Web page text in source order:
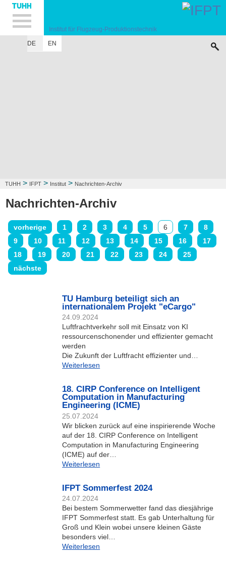
Hauptnavigation
Unternavigation
Inhalt
Suche
Institut für Flugzeug-Produktionstechnik
DE
EN
TUHH > IFPT > Institut > Nachrichten-Archiv
Nachrichten-Archiv
vorherige 1 2 3 4 5 6 7
8
9
10 11 12 13 14 15 16
17
18
19 20 21 22 23 24
25
nächste
TU Hamburg beteiligt sich an
internationalem Projekt "eCargo"
24.09.2024
Luftfrachtverkehr soll mit Einsatz von KI
ressourcenschonender und effizienter gemacht
werden
Die Zukunft der Luftfracht effizienter und…
Weiterlesen
18. CIRP Conference on Intelligent
Computation in Manufacturing
Engineering (ICME)
25.07.2024
Wir blicken zurück auf eine inspirierende Woche
auf der 18. CIRP Conference on Intelligent
Computation in Manufacturing Engineering
(ICME) auf der…
Weiterlesen
IFPT Sommerfest 2024
24.07.2024
Bei bestem Sommerwetter fand das diesjährige
IFPT Sommerfest statt. Es gab Unterhaltung für
Groß und Klein wobei unsere kleinen Gäste
besonders viel…
Weiterlesen